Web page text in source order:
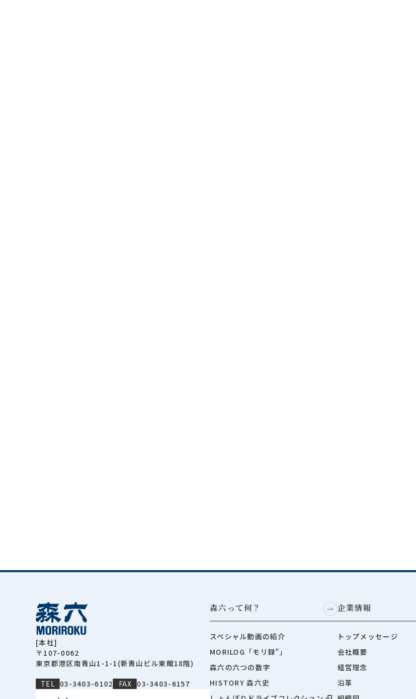
[本社]
〒107-0062
東京都港区南青山1-1-1(新青山ビル東館18階)
TEL 03-3403-6102 FAX 03-3403-6157
森六って何？
スペシャル動画の紹介
MORILOG「モリ録"」
森六の六つの数字
HISTORY 森六史
企業情報
トップメッセージ
会社概要
経営理念
沿革